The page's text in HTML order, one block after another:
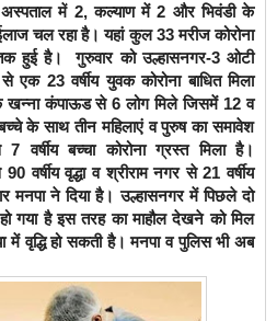
में 2, कल्याण में 2 और भिवंडी के
चल रहा है। यहां कुल 33 मरीज कोरोना
हुई है।
गुरुवार को उल्हासनगर-3 ओटी
23 वर्षीय युवक कोरोना बाधित मिला
खन्ना कंपाऊड से 6 लोग मिले जिसमें 12 व
के साथ तीन महिलाएं व पुरुष का समावेश
वर्षीय बच्चा कोरोना ग्रस्त मिला है।
वर्षीय वृद्धा व श्रीराम नगर से 21 वर्षीय
मनपा ने दिया है। उल्हासनगर में पिछले दो
गया है इस तरह का माहौल देखने को मिल
में वृद्धि हो सकती है। मनपा व पुलिस भी अब